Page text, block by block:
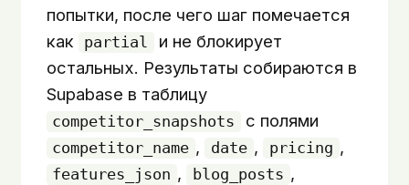
попытки, после чего шаг помечается
как
partial
и не блокирует
остальных. Результаты собираются в
Supabase в таблицу
competitor_snapshots с полями
competitor_name , date , pricing ,
features_json , blog_posts ,